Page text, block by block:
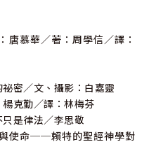
唐慕華／著：周學信／譯：
祕密／文、攝影：白嘉靈
楊克勤／譯：林梅芬
只是律法／李思敬
與使命──賴特的聖經神學對